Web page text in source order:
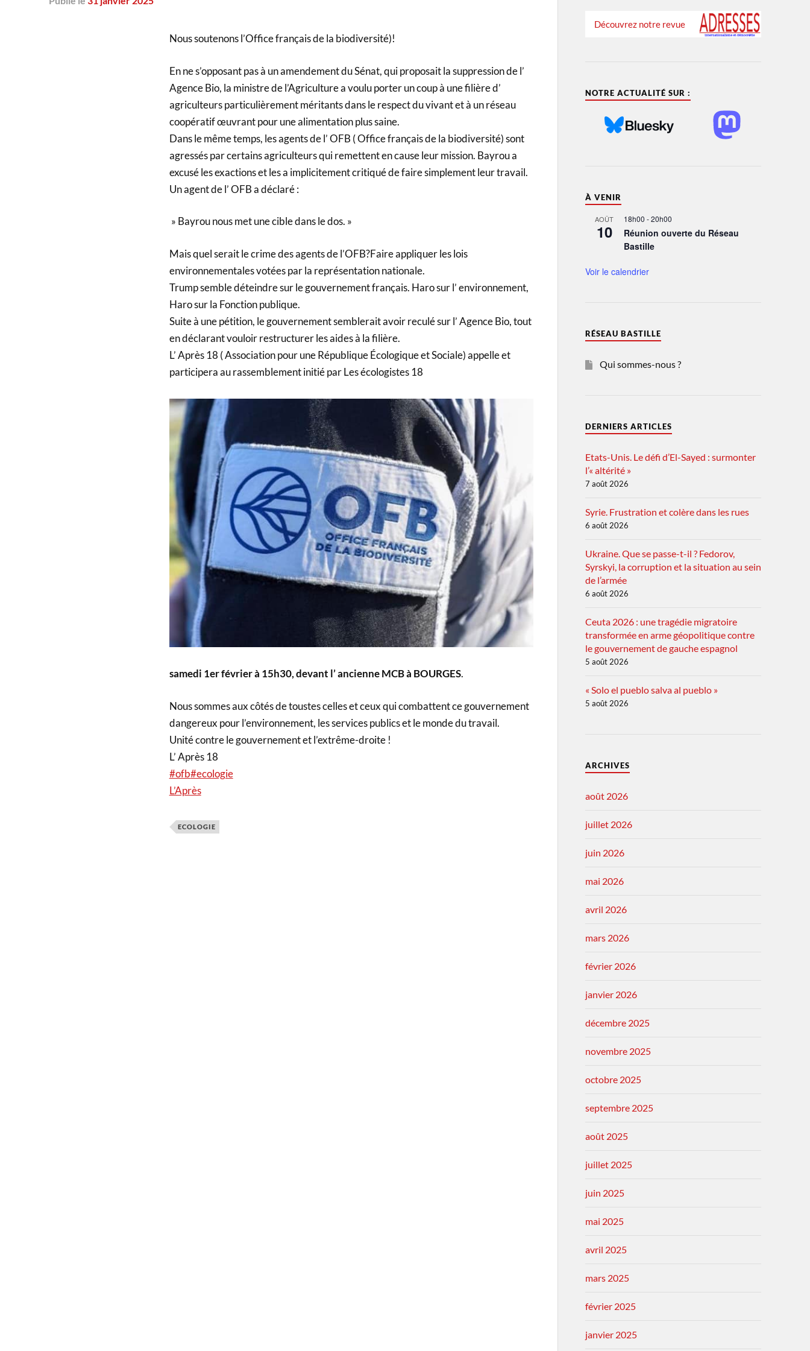
Nous soutenons l’Office français de la biodiversité)!
En ne s’opposant pas à un amendement du Sénat, qui proposait la suppression de l’
Agence Bio, la ministre de l’Agriculture a voulu porter un coup à une filière d’
agriculteurs particulièrement méritants dans le respect du vivant et à un réseau
coopératif œuvrant pour une alimentation plus saine.
Dans le même temps, les agents de l’ OFB ( Office français de la biodiversité) sont
agressés par certains agriculteurs qui remettent en cause leur mission. Bayrou a
excusé les exactions et les a implicitement critiqué de faire simplement leur travail.
Un agent de l’ OFB a déclaré :
» Bayrou nous met une cible dans le dos. »
Mais quel serait le crime des agents de l’OFB?Faire appliquer les lois
environnementales votées par la représentation nationale.
Trump semble déteindre sur le gouvernement français. Haro sur l’ environnement,
Haro sur la Fonction publique.
Suite à une pétition, le gouvernement semblerait avoir reculé sur l’ Agence Bio, tout
en déclarant vouloir restructurer les aides à la filière.
L’ Après 18 ( Association pour une République Écologique et Sociale) appelle et
participera au rassemblement initié par Les écologistes 18
samedi 1er février à 15h30, devant l’ ancienne MCB à BOURGES.
Nous sommes aux côtés de toustes celles et ceux qui combattent ce gouvernement
dangereux pour l’environnement, les services publics et le monde du travail.
Unité contre le gouvernement et l’extrême-droite !
L’ Après 18
#ofb#ecologie
L’Après
ECOLOGIE
Découvrez notre revue
NOTRE ACTUALITÉ SUR :
À VENIR
AOÛT
10
18h00 -20h00
Réunion ouverte du Réseau
Bastille
Voir le calendrier
RÉSEAU BASTILLE
Qui sommes-nous ?
DERNIERS ARTICLES
Etats-Unis. Le défi d’El-Sayed : surmonter
l’« altérité »
7 août 2026
Syrie. Frustration et colère dans les rues
6 août 2026
Ukraine. Que se passe-t-il ? Fedorov,
Syrskyi, la corruption et la situation au sein
de l’armée
6 août 2026
Ceuta 2026 : une tragédie migratoire
transformée en arme géopolitique contre
le gouvernement de gauche espagnol
5 août 2026
« Solo el pueblo salva al pueblo »
5 août 2026
ARCHIVES
août 2026
juillet 2026
juin 2026
mai 2026
avril 2026
mars 2026
février 2026
janvier 2026
décembre 2025
novembre 2025
octobre 2025
septembre 2025
août 2025
juillet 2025
juin 2025
mai 2025
avril 2025
mars 2025
février 2025
janvier 2025